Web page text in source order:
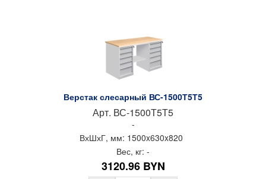
Верстак слесарный ВС-1500Т5Т5
Арт. ВС-1500Т5Т5
-
ВхШхГ, мм: 1500x630x820
Вес, кг: -
3120.96 BYN